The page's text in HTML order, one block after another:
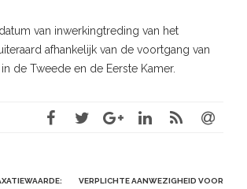
van inwerkingtreding van het
afhankelijk van de voortgang van
de Tweede en de Eerste Kamer.
VERPLICHTE AANWEZIGHEID VOOR